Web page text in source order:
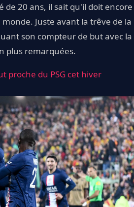
20 ans, il sait qu'il doit encore
Juste avant la trêve de la
son compteur de but avec la
plus remarquées.
proche du PSG cet hiver